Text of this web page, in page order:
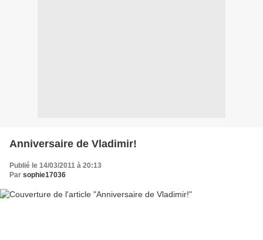
Anniversaire de Vladimir!
Publié le 14/03/2011 à 20:13
Par sophie17036